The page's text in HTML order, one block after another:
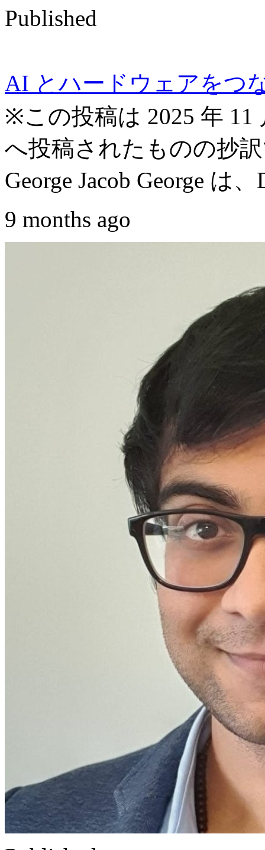
Published
AI とハードウェアをつ
※この投稿は 2025 年 11
へ投稿されたものの抄
George Jacob George は
9 months ago